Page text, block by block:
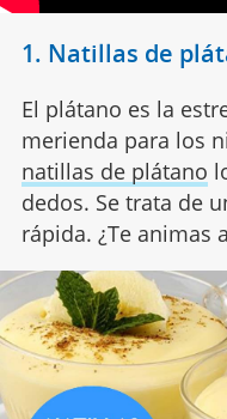
1. Natillas de
El plátano es la
merienda para los
natillas de plátano
dedos. Se trata de
rápida. ¿Te animas